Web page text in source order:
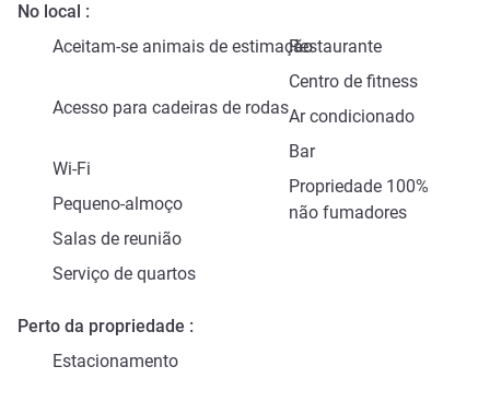
No local
Aceitam-se animais de estimaçãoRestaurante
Acesso para cadeiras de rodas
Centro de fitness
Wi-Fi
Ar condicionado
Pequeno-almoço
Bar
Salas de reunião
Propriedade 100%
não fumadores
Serviço de quartos
Perto da propriedade
Estacionamento